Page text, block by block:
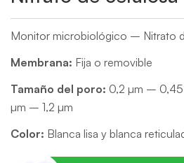
Monitor microbiológico – Nitrato
Membrana: Fija o removible
Tamaño del poro: 0,2 µm –
µm – 1,2 µm
Color: Blanca lisa y blanca